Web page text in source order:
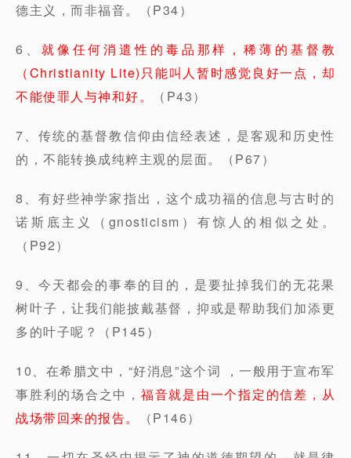
德主义，而非福音。（P34）
6、 就像任何消遣性的毒品那样，稀薄的基督教
（Christianity Lite)只能叫人暂时感觉良好一点，却
不能使罪人与神和好。
（P43）
7、传统的基督教信仰由信经表述，是客观和历史性
的，不能转换成纯粹主观的层面。（P67）
8、有好些神学家指出，这个成功福的信息与古时的
诺斯底主义（gnosticism）有惊人的相似之处。
（P92）
9、今天都会的事奉的目的，是要扯掉我们的无花果
树叶子，让我们能披戴基督，抑或是帮助我们加添更
多的叶子呢？（P145）
10、在希腊文中，“好消息”这个词 ，一般用于宣布军
事胜利的场合之中， 福音就是由一个指定的信差，从
战场带回来的报告。
（P146）